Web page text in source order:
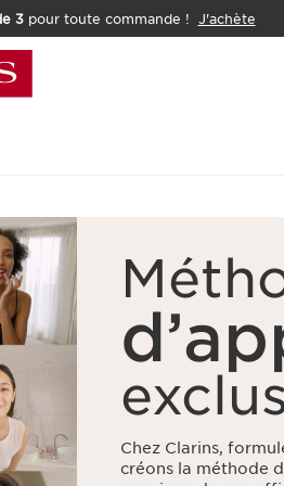
3pour toute commande ! J'achète
Chez Clarins,
créons la méthode